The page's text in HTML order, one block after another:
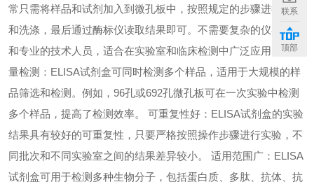
常只需将样品和试剂加入到微孔板中，按照规定的步骤进行孵育
和洗涤，最后通过酶标仪读取结果即可。不需要复杂的仪器设备
和专业的技术人员，适合在实验室和临床检测中广泛应用。 高通
量检测：ELISA试剂盒可同时检测多个样品，适用于大规模的样
品筛选和检测。例如，96孔或692孔微孔板可在一次实验中检测
多个样品，提高了检测效率。 可重复性好：ELISA试剂盒的实验
结果具有较好的可重复性，只要严格按照操作步骤进行实验，不
同批次和不同实验室之间的结果差异较小。 适用范围广：ELISA
试剂盒可用于检测多种生物分子，包括蛋白质、多肽、抗体、抗
联系
顶部